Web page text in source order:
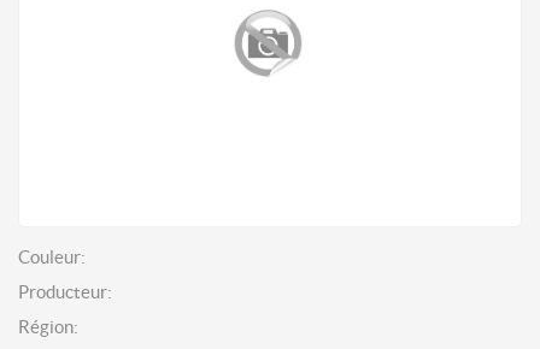
Couleur:
Producteur:
Région: